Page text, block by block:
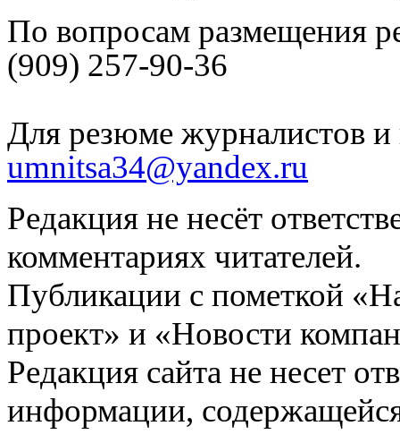
По вопросам размещения
(909) 257-90-36
Для резюме журналистов и
umnitsa34@yandex.ru
Редакция не несёт
комментариях читателей.
Публикации с пометкой
проект» и «Новости
Редакция сайта не несет
информации,